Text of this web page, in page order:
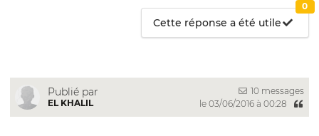
Cette réponse a été utile
0
Publié par
EL KHALIL
10 messages
le 03/06/2016 à 00:28